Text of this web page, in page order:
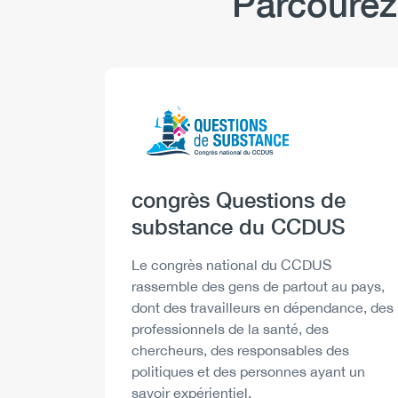
Heading
congrès Questions de
substance du CCDUS
Description
Le congrès national du CCDUS
rassemble des gens de partout au pays,
dont des travailleurs en dépendance, des
professionnels de la santé, des
chercheurs, des responsables des
politiques et des personnes ayant un
savoir expérientiel.